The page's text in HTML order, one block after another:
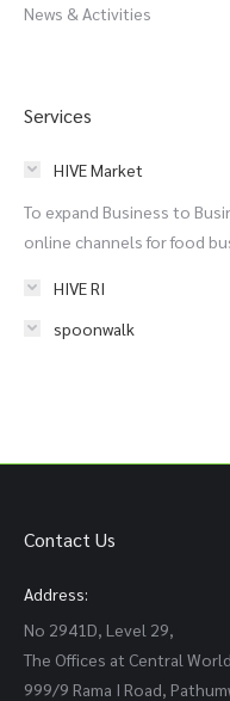
News & Activities
Services
HIVE Market
To expand Business to
online channels for food
HIVE RI
spoonwalk
Contact Us
Address:
No 2941D, Level 29,
The Offices at Central World
999/9 Rama I Road,